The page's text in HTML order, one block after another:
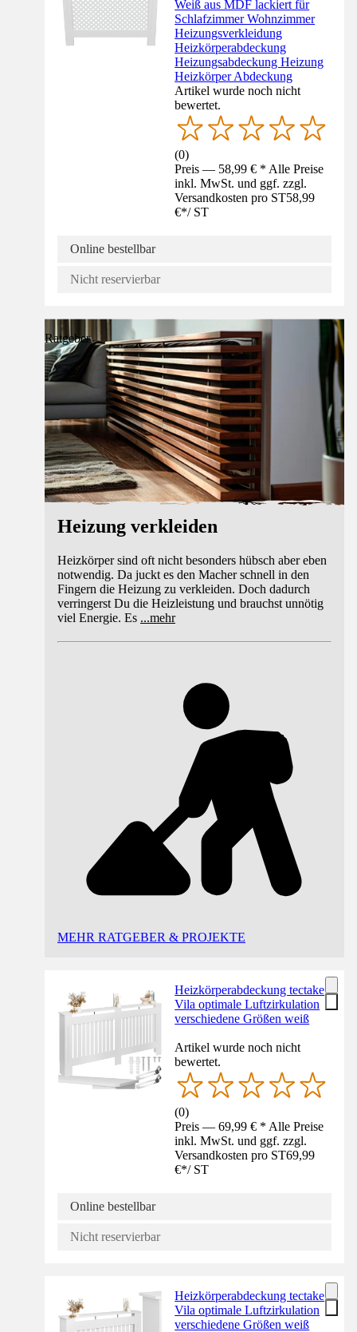
Weiß aus MDF lackiert für
Schlafzimmer Wohnzimmer
Heizungsverkleidung
Heizkörperabdeckung
Heizungsabdeckung Heizung
Heizkörper Abdeckung
Artikel wurde noch nicht
bewertet.
(0)
Preis — 58,99 € * Alle Preise
inkl. MwSt. und ggf. zzgl.
Versandkosten pro ST58,99
€*/ ST
Online bestellbar
Nicht reservierbar
Ratgeber
Heizung verkleiden
Heizkörper sind oft nicht besonders hübsch aber eben
notwendig. Da juckt es den Macher schnell in den
Fingern die Heizung zu verkleiden. Doch dadurch
verringerst Du die Heizleistung und brauchst unnötig
viel Energie. Es ...mehr
MEHR RATGEBER & PROJEKTE
Heizkörperabdeckung tectake
Vila optimale Luftzirkulation
verschiedene Größen weiß
Artikel wurde noch nicht
bewertet.
(0)
Preis — 69,99 € * Alle Preise
inkl. MwSt. und ggf. zzgl.
Versandkosten pro ST69,99
€*/ ST
Online bestellbar
Nicht reservierbar
Heizkörperabdeckung tectake
Vila optimale Luftzirkulation
verschiedene Größen weiß